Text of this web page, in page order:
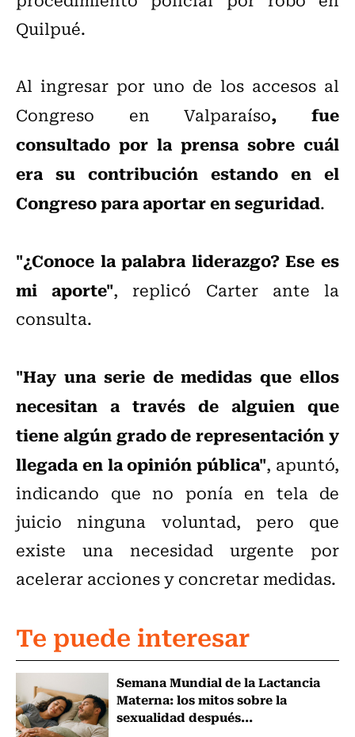
Quilpué.
Al ingresar por uno de los accesos al
Congreso en Valparaíso, fue
consultado por la prensa sobre cuál
era su contribución estando en el
Congreso para aportar en seguridad.
"¿Conoce la palabra liderazgo? Ese es
mi aporte", replicó Carter ante la
consulta.
"Hay una serie de medidas que ellos
necesitan a través de alguien que
tiene algún grado de representación y
llegada en la opinión pública", apuntó,
indicando que no ponía en tela de
juicio ninguna voluntad, pero que
existe una necesidad urgente por
acelerar acciones y concretar medidas.
Te puede interesar
Semana Mundial de la Lactancia
Materna: los mitos sobre la
sexualidad después...